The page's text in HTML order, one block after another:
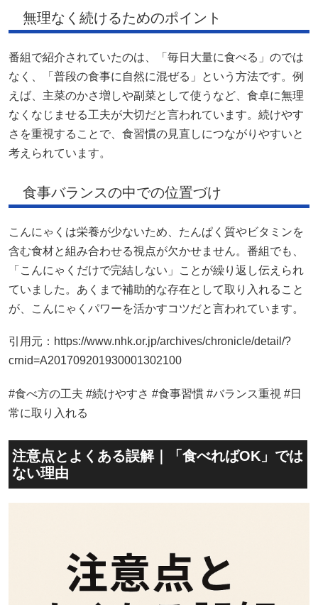
無理なく続けるためのポイント
番組で紹介されていたのは、「毎日大量に食べる」のでは
なく、「普段の食事に自然に混ぜる」という方法です。例
えば、主菜のかさ増しや副菜として使うなど、食卓に無理
なくなじませる工夫が大切だと言われています。続けやす
さを重視することで、食習慣の見直しにつながりやすいと
考えられています。
食事バランスの中での位置づけ
こんにゃくは栄養が少ないため、たんぱく質やビタミンを
含む食材と組み合わせる視点が欠かせません。番組でも、
「こんにゃくだけで完結しない」ことが繰り返し伝えられ
ていました。あくまで補助的な存在として取り入れること
が、こんにゃくパワーを活かすコツだと言われています。
引用元：https://www.nhk.or.jp/archives/chronicle/detail/?
crnid=A201709201930001302100
#食べ方の工夫 #続けやすさ #食事習慣 #バランス重視 #日
常に取り入れる
注意点とよくある誤解｜「食べればOK」では
ない理由